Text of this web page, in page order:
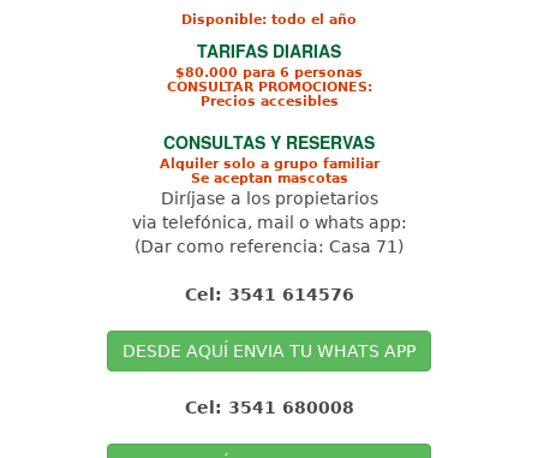
Disponible: todo el año
TARIFAS DIARIAS
$80.000 para 6 personas
CONSULTAR PROMOCIONES:
Precios accesibles
CONSULTAS Y RESERVAS
Alquiler solo a grupo familiar
Se aceptan mascotas
Diríjase a los propietarios
via telefónica, mail o whats app:
(Dar como referencia: Casa 71)
Cel: 3541 614576
DESDE AQUÍ ENVIA TU WHATS APP
Cel: 3541 680008